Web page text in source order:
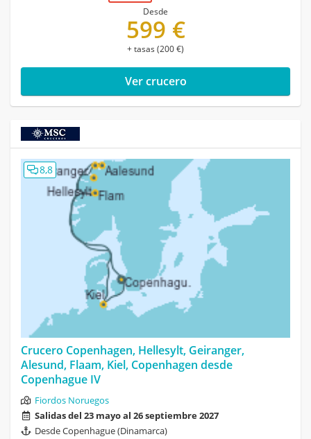
Desde
599 €
+ tasas (200 €)
Ver crucero
8,8
Crucero Copenhagen, Hellesylt, Geiranger,
Alesund, Flaam, Kiel, Copenhagen desde
Copenhague IV
Fiordos Noruegos
Salidas del 23 mayo al 26 septiembre 2027
Desde Copenhague (Dinamarca)